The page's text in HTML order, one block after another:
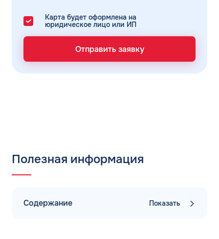
Карта будет оформлена на
юридическое лицо или ИП
Отправить заявку
Полезная информация
Содержание Показать